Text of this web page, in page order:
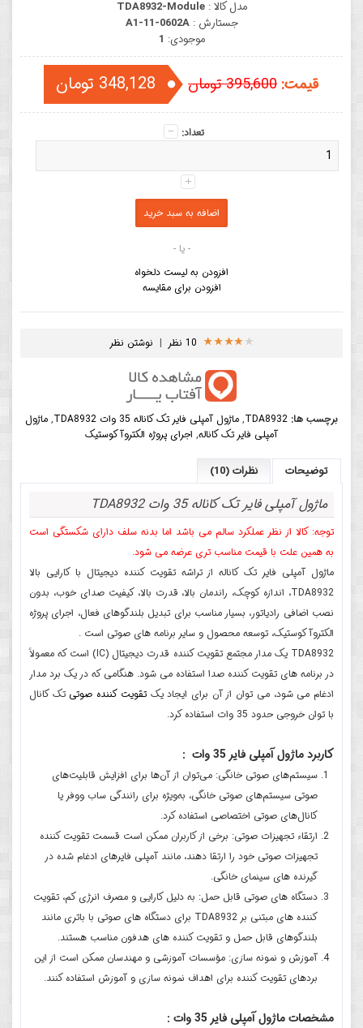
مدل کالا :TDA8932-Module
جستارش :A1-11-0602A
موجودی: 1
قیمت: 395,600 تومان 348,128 تومان
تعداد:
- یا -
افزودن به لیست دلخواه
افزودن برای مقایسه
10 نظر | نوشتن نظر
برچسب ها: TDA8932
, ماژول آمپلی فایر تک کاناله 35 وات TDA8932 , ماژول
آمپلی فایر تک کاناله, اجرای پروژه الکتروآکوستیک
توضیحات نظرات (10)
ماژول آمپلی فایر تک کاناله 35 وات TDA8932
توجه: کالا از نظر عملکرد سالم می باشد اما بدنه سلف دارای شکستگی است
به همین علت با قیمت مناسب تری عرضه می شود.
ماژول آمپلی فایر تک کاناله از تراشه تقویت کننده دیجیتال با کارایی بالا
TDA8932، اندازه کوچک، راندمان بالا، قدرت بالا، کیفیت صدای خوب، بدون
نصب اضافی رادیاتور، بسیار مناسب برای تبدیل بلندگوهای فعال، اجرای پروژه
الکتروآکوستیک، توسعه محصول و سایر برنامه های صوتی است .
TDA8932 یک مدار مجتمع تقویت کننده قدرت دیجیتال (IC) است که معمولاً
در برنامه های تقویت کننده صدا استفاده می شود. هنگامی که در یک برد مدار
ادغام می شود، می توان از آن برای ایجاد یکتقویت کننده صوتی تک کانال
با توان خروجی حدود 35 وات استفاده کرد.
کاربرد ماژول آمپلی فایر 35 وات :
سیستم‌های صوتی خانگی: می‌توان از آن‌ها برای افزایش قابلیت‌های
صوتی سیستم‌های صوتی خانگی، به‌ویژه برای رانندگی ساب ووفر یا
کانال‌های صوتی اختصاصی استفاده کرد.
ارتقاء تجهیزات صوتی: برخی از کاربران ممکن است قسمت تقویت کننده
تجهیزات صوتی خود را ارتقا دهند، مانند آمپلی فایرهای ادغام شده در
گیرنده های سینمای خانگی.
دستگاه های صوتی قابل حمل: به دلیل کارایی و مصرف انرژی کم، تقویت
کننده های مبتنی بر TDA8932 برای دستگاه های صوتی با باتری مانند
بلندگوهای قابل حمل و تقویت کننده های هدفون مناسب هستند.
آموزش و نمونه سازی: مؤسسات آموزشی و مهندسان ممکن است از این
بردهای تقویت کننده برای اهداف نمونه سازی و آموزش استفاده کنند.
مشخصات ماژول آمپلی فایر 35 وات :